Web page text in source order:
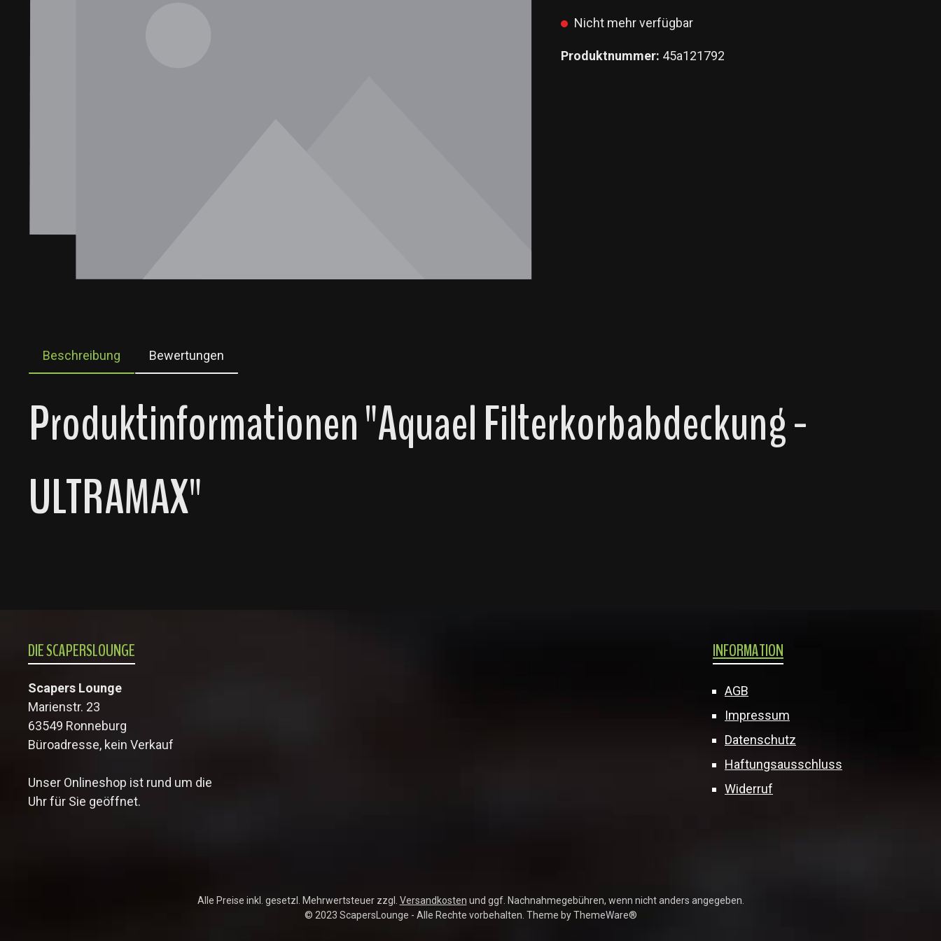
Nicht mehr verfügbar
Produktnummer: 45a121792
Beschreibung Bewertungen
Produktinformationen "Aquael Filterkorbabdeckung -
ULTRAMAX"
DIE SCAPERSLOUNGE
Scapers Lounge
Marienstr. 23
63549 Ronneburg
Büroadresse, kein Verkauf
Unser Onlineshop ist rund um die
Uhr für Sie geöffnet.
INFORMATION
AGB
Impressum
Datenschutz
Haftungsausschluss
Widerruf
Alle Preise inkl. gesetzl. Mehrwertsteuer zzgl. Versandkosten und ggf. Nachnahmegebühren, wenn nicht anders angegeben.
© 2023 ScapersLounge - Alle Rechte vorbehalten. Theme byThemeWare®